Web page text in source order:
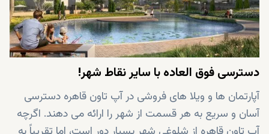
دسترسی فوق العاده با سایر نقاط شهر!
آپارتمان ها و ویلا های فروشی در آپ تاون قاهره دسترسی
آسان و سریع به هر قسمت از شهر را ارائه می دهند. اگرچه